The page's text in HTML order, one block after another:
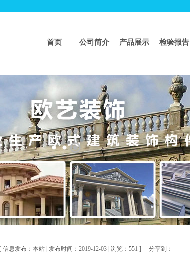
首页 公司简介 产品展示 检验报告
工程案例
[ 信息发布：本站 | 发布时间：2019-12-03 | 浏览：551 ] 分享到：